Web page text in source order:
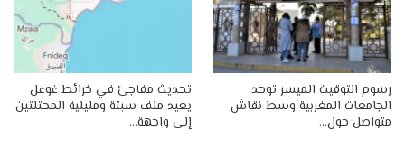
رسوم التوقيت الميسر توحد
الجامعات المغربية وسط نقاش
متواصل حول…
تحديث مفاجئ في خرائط غوغل
يعيد ملف سبتة ومليلية المحتلتين
إلى واجهة…